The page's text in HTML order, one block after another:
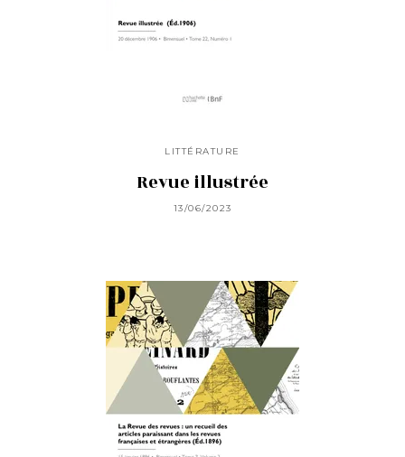
LITTÉRATURE
Revue illustrée
13/06/2023